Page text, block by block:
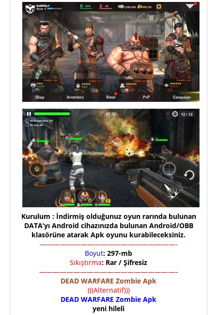
Kurulum : İndirmiş olduğunuz oyun rarında bulunan
DATA’yı Android cihazınızda bulunan Android/OBB
klasörüne atarak Apk oyunu kurabileceksiniz.
————————————————————-
Boyut: 297-mb
Sıkıştırma: Rar / Şifresiz
————————————————————–
DEAD WARFARE Zombie Apk
(((Alternatif)))
DEAD WARFARE Zombie Apk
yeni hileli